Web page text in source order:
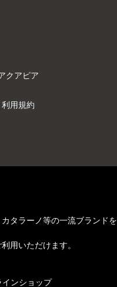
クアピア
利用規約
タラーノ等の一流ブランドを
用いただけます。
ンショップ